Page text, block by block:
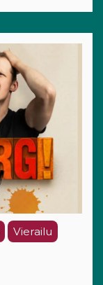
Vierailu